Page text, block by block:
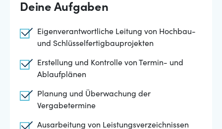
Deine Aufgaben
Eigenverantwortliche Leitung von Hochbau-
und Schlüsselfertigbauprojekten
Erstellung und Kontrolle von Termin- und
Ablaufplänen
Planung und Überwachung der
Vergabetermine
Ausarbeitung von Leistungsverzeichnissen